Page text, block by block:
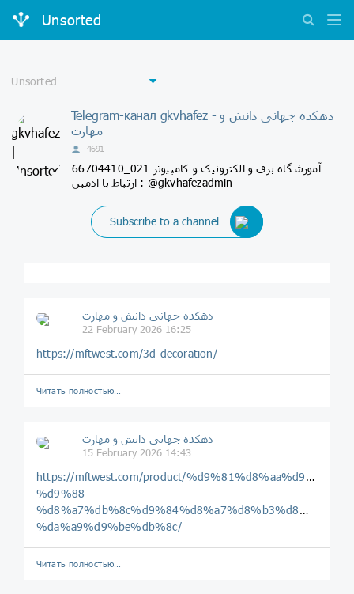
Unsorted
Telegram-канал gkvhafez - دهکده جهانی دانش و
مهارت
4691
آموزشگاه برق و الکترونیک و کامپیوتر 021_66704410
ارتباط با ادمین : @gkvhafezadmin
Subscribe to a channel
دهکده جهانی دانش و مهارت
22 February 2026 16:25
https://mftwest.com/3d-decoration/
Читать полностью…
دهکده جهانی دانش و مهارت
15 February 2026 14:43
https://mftwest.com/product/
%d9%88-
%da%a9%d9%be%db%8c/
Читать полностью…